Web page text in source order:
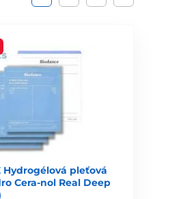
Hydrogélová pleťová
Cera-nol Real Deep